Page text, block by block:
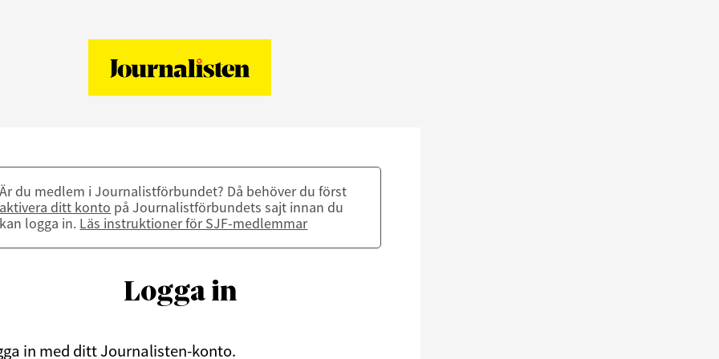
Är du medlem i Journalistförbundet? Då behöver du först
aktivera ditt konto på Journalistförbundets sajt innan du
kan logga in. Läs instruktioner för SJF-medlemmar
Logga in
in med ditt Journalisten-konto.